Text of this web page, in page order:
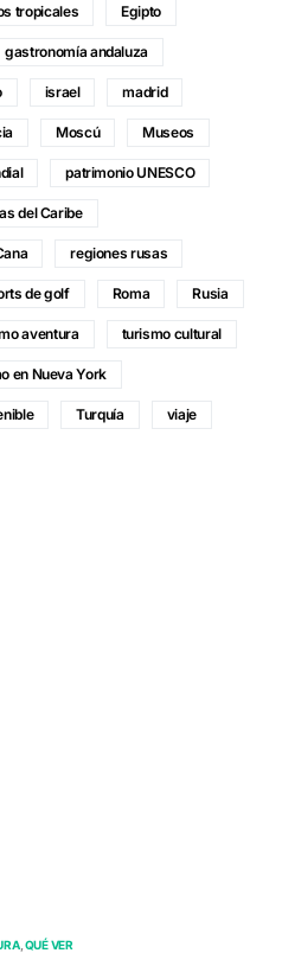
tropicales Egipto
gastronomía andaluza
israel madrid
Moscú Museos
patrimonio UNESCO
del Caribe
regiones rusas
de golf Roma Rusia
aventura turismo cultural
en Nueva York
Turquía viaje
QUÉ VER